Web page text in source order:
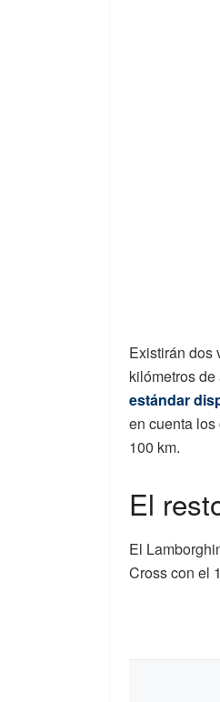
Existirán dos
kilómetros
estándar
en cuenta
100 km.
El
El
Cross con el